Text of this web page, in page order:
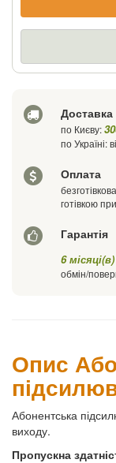
Якщо Ви
знизимо ціну
Ціна
Ваш телефон
Доставка
по Києву:
по Україні:
Оплата
готівкою
Гарантія
6 місяці(в)
обмін/
Опис
Абонентська
виходу.
Пропускна